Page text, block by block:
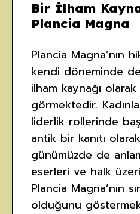
Bir İlham
Plancia Magna
Plancia Magna’nın
kendi döneminde
ilham kaynağı
görmektedir.
liderlik rollerinde
antik bir kanıtı
günümüzde de
eserleri ve halk
Plancia Magna’nın
olduğunu